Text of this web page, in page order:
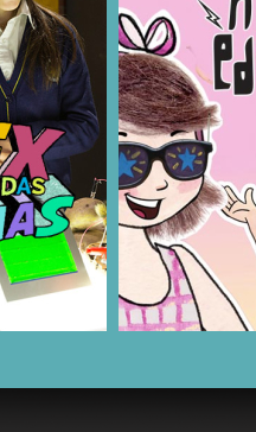
COMPARTIR